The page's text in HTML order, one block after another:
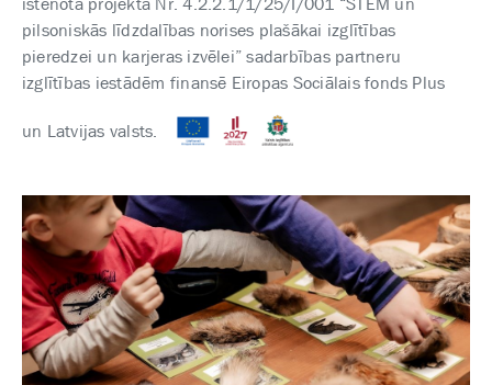
pilsoniskās līdzdalības norises plašākai izglītības
pieredzei un karjeras izvēlei” sadarbības partneru
izglītības iestādēm finansē Eiropas Sociālais fonds Plus
un Latvijas valsts.